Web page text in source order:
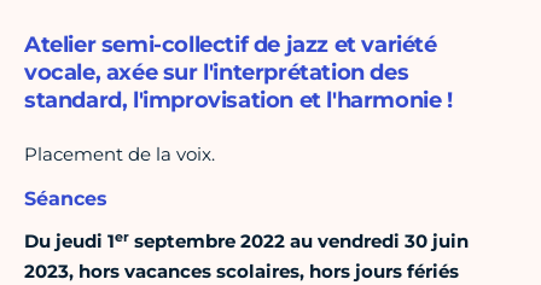
Atelier semi-collectif de jazz et variété
vocale, axée sur l'interprétation des
standard, l'improvisation et l'harmonie !
Placement de la voix.
Séances
Du jeudi 1er septembre 2022 au vendredi 30 juin
2023, hors vacances scolaires, hors jours fériés